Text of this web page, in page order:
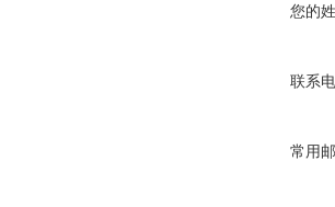
您的
联系
常用